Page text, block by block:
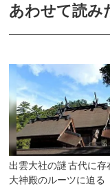
あわせて読み
出雲大社の謎 古代に存
大神殿のルーツに迫る